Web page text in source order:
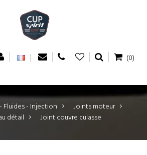
(0)
Fluides - Injection >
Joints moteur
détail > Joint couvre culasse